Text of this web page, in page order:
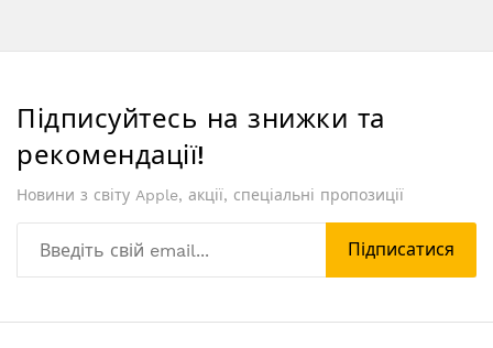
Підписуйтесь на знижки та
рекомендації!
Новини з світу Apple, акції, спеціальні пропозиції
Підписатися